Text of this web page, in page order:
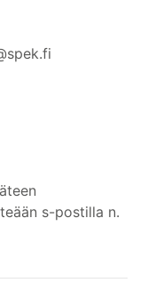
s-postilla n.